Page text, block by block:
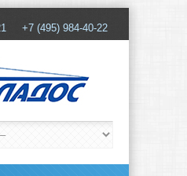
+7 (495) 984-40-22